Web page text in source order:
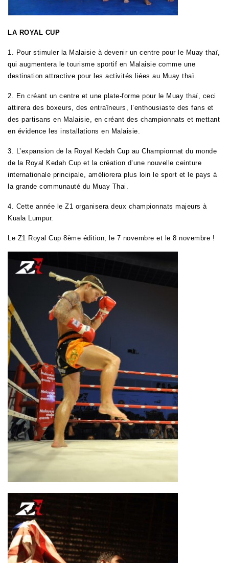
LA ROYAL CUP
1. Pour stimuler la Malaisie à devenir un centre pour le Muay thaï,
qui augmentera le tourisme sportif en Malaisie comme une
destination attractive pour les activités liées au Muay thaï.
2. En créant un centre et une plate-forme pour le Muay thaï, ceci
attirera des boxeurs, des entraîneurs, l’enthousiaste des fans et
des partisans en Malaisie, en créant des championnats et mettant
en évidence les installations en Malaisie.
3. L’expansion de la Royal Kedah Cup au Championnat du monde
de la Royal Kedah Cup et la création d’une nouvelle ceinture
internationale principale, améliorera plus loin le sport et le pays à
la grande communauté du Muay Thai.
4. Cette année le Z1 organisera deux championnats majeurs à
Kuala Lumpur.
Le Z1 Royal Cup 8ème édition, le 7 novembre et le 8 novembre !